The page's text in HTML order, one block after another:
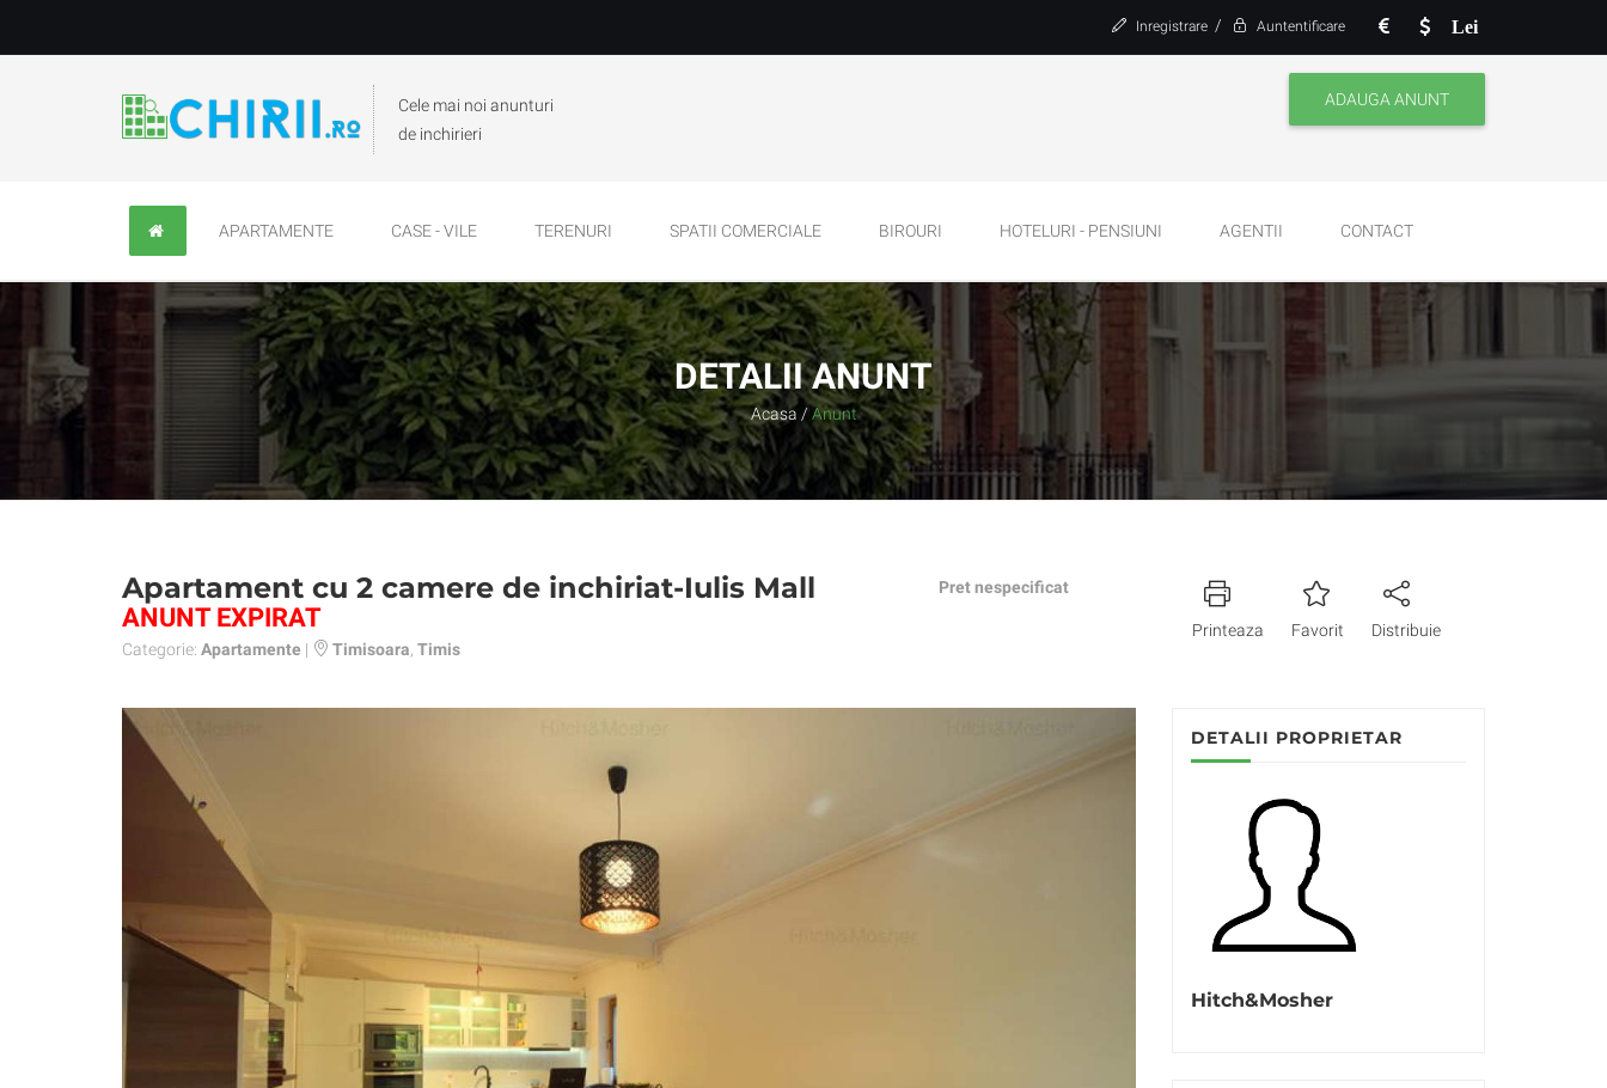
Lei
Inregistrare / Auntentificare
Cele mai noi anunturi
de inchirieri
ADAUGA ANUNT
APARTAMENTE CASE - VILE TERENURI SPATII COMERCIALE BIROURI HOTELURI - PENSIUNI AGENTII CONTACT
DETALII ANUNT
Acasa / Anunt
Apartament cu 2 camere de inchiriat-Iulis Mall
ANUNT EXPIRAT
Categorie: Apartamente | Timisoara Timis
Pret nespecificat
Printeaza Favorit Distribuie
DETALII PROPRIETAR
Hitch&Mosher